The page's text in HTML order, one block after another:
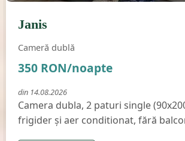
Disponibilă
Janis
Cameră dublă
350 RON/noapte
din 14.08.2026
Camera dubla, 2 paturi single
frigider şi aer conditionat, fără